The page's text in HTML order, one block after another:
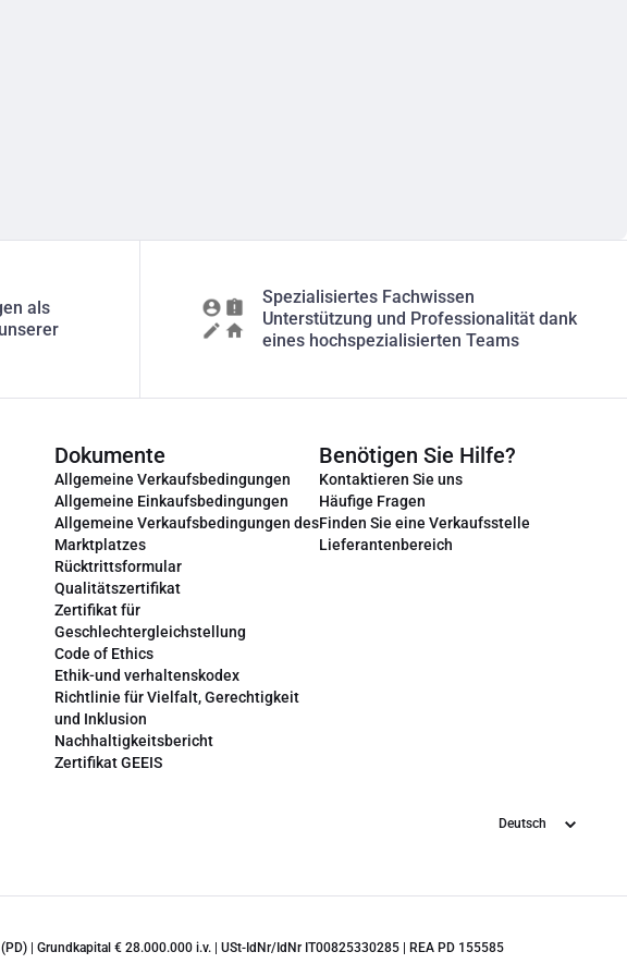
als
Spezialisiertes Fachwissen
Unterstützung und Professionalität dank
eines hochspezialisierten Teams
Dokumente
Allgemeine Verkaufsbedingungen
Allgemeine Einkaufsbedingungen
Allgemeine Verkaufsbedingungen des
Marktplatzes
Rücktrittsformular
Qualitätszertifikat
Zertifikat für
Geschlechtergleichstellung
Code of Ethics
Ethik-und verhaltenskodex
Richtlinie für Vielfalt, Gerechtigkeit
und Inklusion
Nachhaltigkeitsbericht
Zertifikat GEEIS
Benötigen Sie Hilfe?
Kontaktieren Sie uns
Häufige Fragen
Finden Sie eine Verkaufsstelle
Lieferantenbereich
Sprache
| Grundkapital € 28.000.000 i.v. | USt-IdNr/IdNr IT00825330285 | REA PD 155585